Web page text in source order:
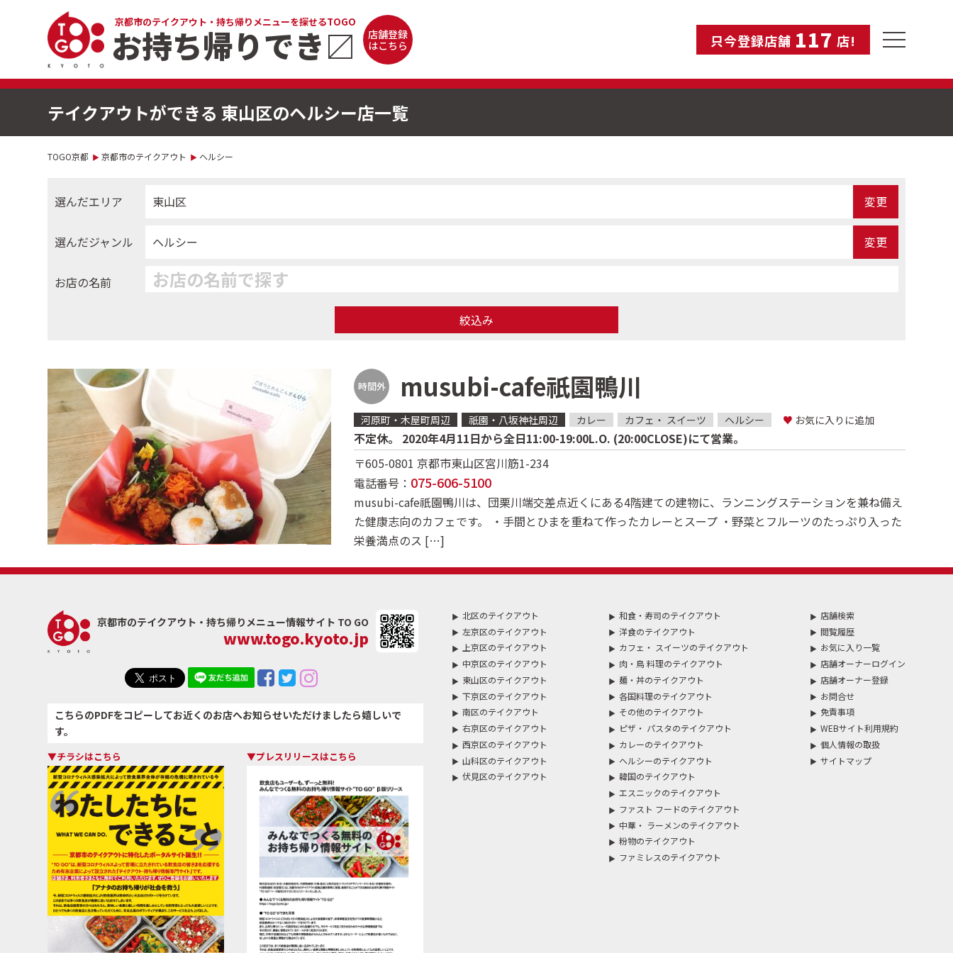
京都市のテイクアウト・持ち帰りメニューを探せるTOGO
お持ち帰りでき〼
店舗登録
はこちら
只今登録店舗 117 店! toggle
navigation
テイクアウトができる 東山区のヘルシー店一覧
TOGO京都 京都市のテイクアウト ヘルシー
選んだエリア 東山区 変更
選んだジャンル ヘルシー 変更
お店の名前
絞込み
時間外 musubi-cafe祇園鴨川
河原町・木屋町周辺 祇園・八坂神社周辺 カレー カフェ・ スイーツ ヘルシー ♥ お気に入りに追加
不定休。 2020年4月11日から全日11:00-19:00L.O. (20:00CLOSE)にて営業。
〒605-0801京都市東山区宮川筋1-234
電話番号： 075-606-5100
musubi-cafe祇園鴨川は、団栗川端交差点近くにある4階建ての建物に、ランニングステーションを兼ね備え
た健康志向のカフェです。 ・手間とひまを重ねて作ったカレーとスープ ・野菜とフルーツのたっぷり入った
栄養満点のス […]
京都市のテイクアウト・持ち帰りメニュー情報サイト TO GO
www.togo.kyoto.jp
こちらのPDFをコピーしてお近くのお店へお知らせいただけましたら嬉しいで
す。
▼チラシはこちら ▼プレスリリースはこちら
北区のテイクアウト
左京区のテイクアウト
上京区のテイクアウト
中京区のテイクアウト
東山区のテイクアウト
下京区のテイクアウト
南区のテイクアウト
右京区のテイクアウト
西京区のテイクアウト
山科区のテイクアウト
伏見区のテイクアウト
和食・寿司のテイクアウト
洋食のテイクアウト
カフェ・ スイーツのテイクアウト
肉・鳥 料理のテイクアウト
麺・丼のテイクアウト
各国料理のテイクアウト
その他のテイクアウト
ピザ・ パスタのテイクアウト
カレーのテイクアウト
ヘルシーのテイクアウト
韓国のテイクアウト
エスニックのテイクアウト
ファスト フードのテイクアウト
中華・ ラーメンのテイクアウト
粉物のテイクアウト
ファミレスのテイクアウト
店舗検索
閲覧履歴
お気に入り一覧
店舗オーナーログイン
店舗オーナー登録
お問合せ
免責事項
WEBサイト利用規約
個人情報の取扱
サイトマップ